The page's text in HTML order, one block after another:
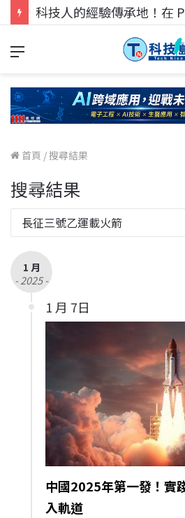
首頁 /搜尋結果
搜尋結果
1 月
- 2025 -
1 月 7日
中國2025年第一發！實
入軌道